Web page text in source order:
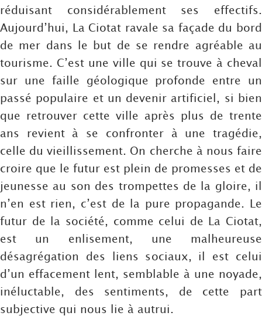
réduisant considérablement ses effectifs.
Aujourd’hui, La Ciotat ravale sa façade du bord
de mer dans le but de se rendre agréable au
tourisme. C’est une ville qui se trouve à cheval
sur une faille géologique profonde entre un
passé populaire et un devenir artificiel, si bien
que retrouver cette ville après plus de trente
ans revient à se confronter à une tragédie,
celle du vieillissement. On cherche à nous faire
croire que le futur est plein de promesses et de
jeunesse au son des trompettes de la gloire, il
n’en est rien, c’est de la pure propagande. Le
futur de la société, comme celui de La Ciotat,
est un enlisement, une malheureuse
désagrégation des liens sociaux, il est celui
d’un effacement lent, semblable à une noyade,
inéluctable, des sentiments, de cette part
subjective qui nous lie à autrui.